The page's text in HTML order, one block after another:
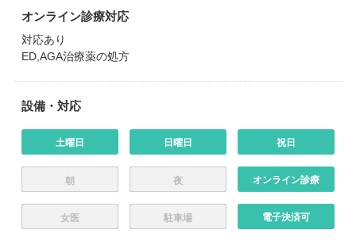
オンライン診療対応
対応あり
ED,AGA治療薬の処方
設備・対応
土曜日 日曜日 祝日
朝 夜 オンライン診療
女医 駐車場 電子決済可